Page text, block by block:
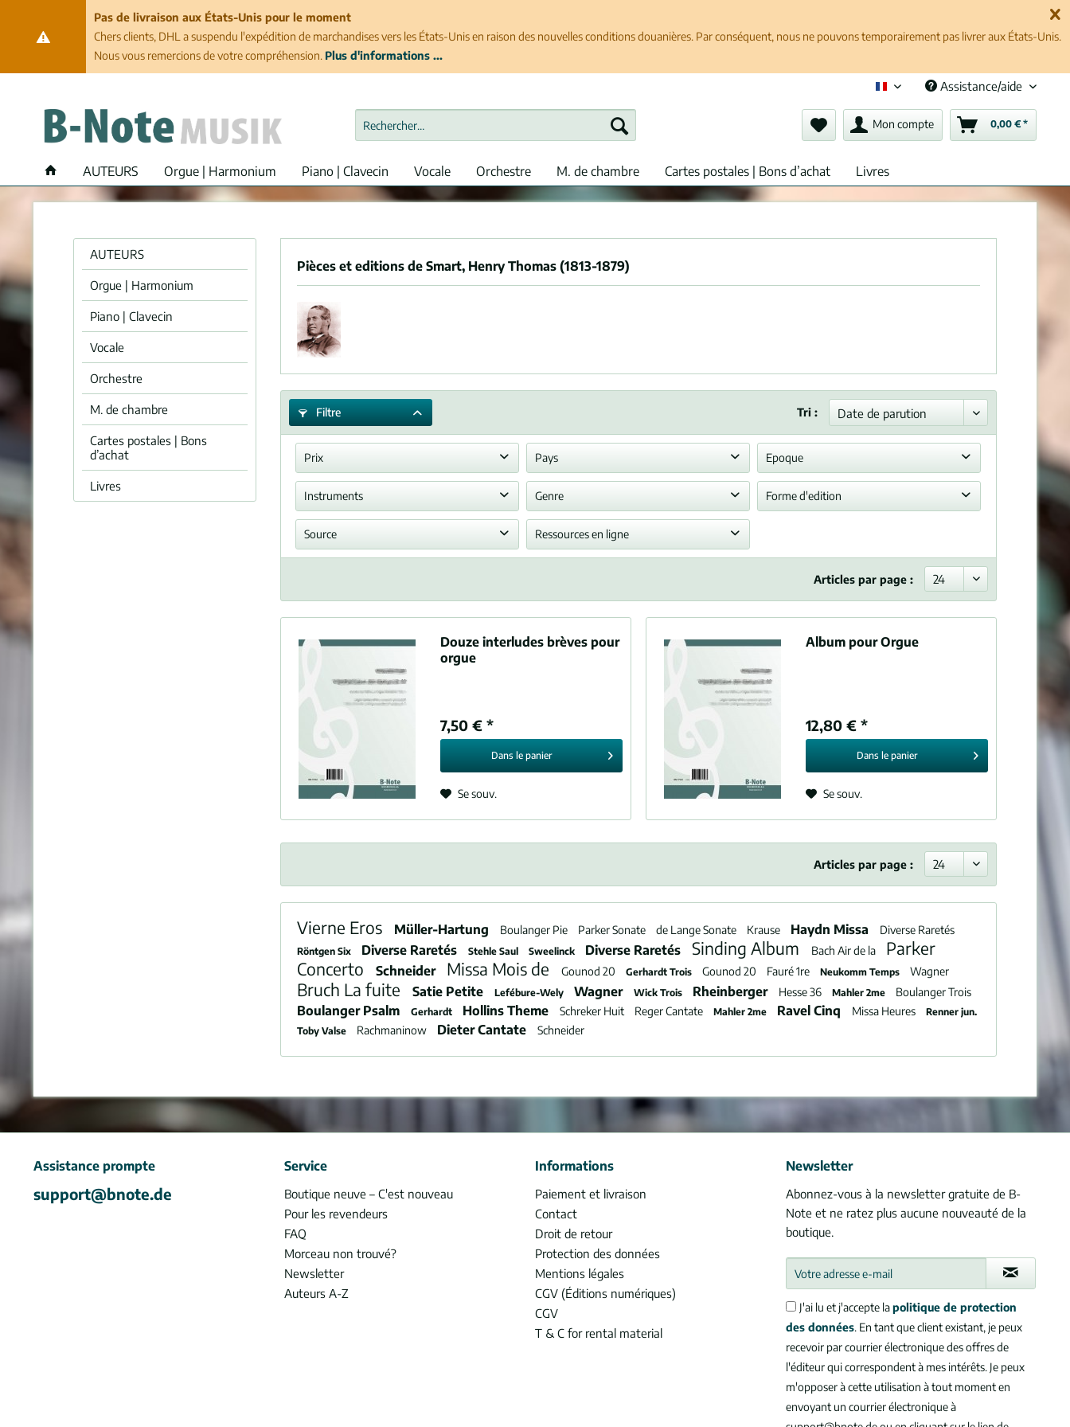
Pas de livraison aux États-Unis pour le moment
Chers clients, DHL a suspendu l'expédition de marchandises vers les États-Unis en raison des nouvelles conditions douanières. Par conséquent, nous ne pouvons temporairement pas livrer aux États-Unis.
Nous vous remercions de votre compréhension. Plus d'informations ...
Français (fr)Assistance/aide
Mon compte 0,00 € *
AUTEURS Orgue | Harmonium Piano | Clavecin Vocale Orchestre M. de chambre Cartes postales | Bons d’achat Livres
AUTEURS
Orgue | Harmonium
Piano | Clavecin
Vocale
Orchestre
M. de chambre
Cartes postales | Bons
d’achat
Livres
Pièces et editions de Smart, Henry Thomas (1813-1879)
Filtre Tri :
Prix
de7,50 €à12,80 €
Pays
Royaume-Uni
Epoque
Romantisme
Instruments
Orgue
Genre
Morceau
Forme d'edition
Source Ressources en ligne
Articles par page :
Douze interludes brèves pour
orgue
7,50 € *
Dans le panier
Se souv.
Album pour Orgue
12,80 € *
Dans le panier
Se souv.
Articles par page :
Vierne Eros Müller-Hartung Boulanger Pie Parker Sonate de Lange Sonate Krause Haydn Missa Diverse Raretés
Röntgen Six Diverse Raretés Stehle Saul Sweelinck Diverse Raretés Sinding Album Bach Air de la
Parker
Concerto
Schneider Missa Mois de Gounod 20 Gerhardt Trois Gounod 20 Fauré 1re Neukomm Temps Wagner
Bruch La fuite Satie Petite Lefébure-Wely Wagner Wick Trois Rheinberger Hesse 36 Mahler 2me Boulanger Trois
Boulanger Psalm Gerhardt Hollins Theme Schreker Huit Reger Cantate Mahler 2me Ravel Cinq Missa Heures
Renner jun.
Toby Valse
Rachmaninow Dieter Cantate Schneider
Assistance prompte
support@bnote.de
Service
Boutique neuve – C'est nouveau
Pour les revendeurs
FAQ
Morceau non trouvé?
Newsletter
Auteurs A-Z
Informations
Paiement et livraison
Contact
Droit de retour
Protection des données
Mentions légales
CGV (Éditions numériques)
CGV
T & C for rental material
Newsletter
Abonnez-vous à la newsletter gratuite de B-
Note et ne ratez plus aucune nouveauté de la
boutique.
J'ai lu et j'accepte lapolitique de protection
des données. En tant que client existant, je peux
recevoir par courrier électronique des offres de
l'éditeur qui correspondent à mes intérêts. Je peux
m'opposer à cette utilisation à tout moment en
envoyant un courrier électronique à